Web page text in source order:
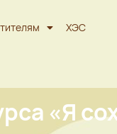
ХЭС
«Я